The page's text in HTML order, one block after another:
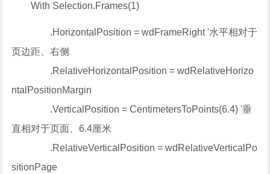
With Selection.Frames(1)
.HorizontalPosition = wdFrameRight '水平相对于
页边距、右侧
.RelativeHorizontalPosition = wdRelativeHorizo
ntalPositionMargin
.VerticalPosition = CentimetersToPoints(6.4) '垂
直相对于页面、6.4厘米
.RelativeVerticalPosition = wdRelativeVerticalPo
sitionPage